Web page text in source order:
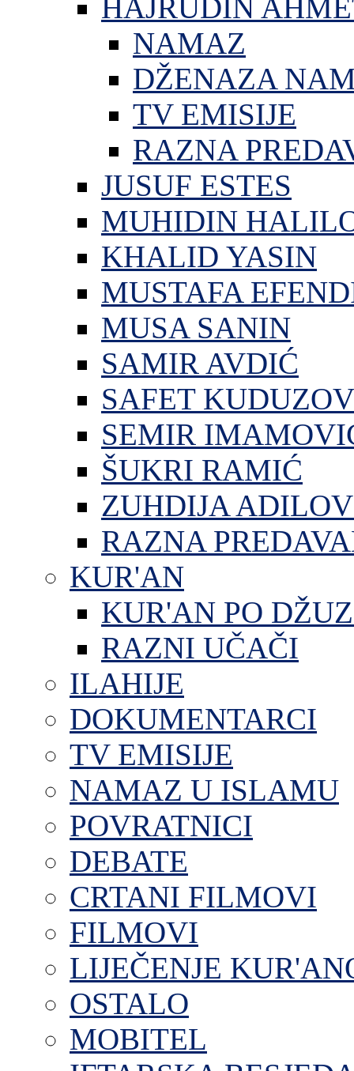
HAJRUDIN
NAMAZ
DŽENAZA
TV EMISIJE
RAZNA
JUSUF ESTES
MUHIDIN
KHALID YASIN
MUSTAFA
MUSA SANIN
SAMIR AVDIĆ
SAFET
SEMIR
ŠUKRI RAMIĆ
ZUHDIJA
RAZNA
KUR'AN
KUR'AN PO
RAZNI UČAČI
ILAHIJE
DOKUMENTARCI
TV EMISIJE
NAMAZ U ISLAMU
POVRATNICI
DEBATE
CRTANI FILMOVI
FILMOVI
LIJEČENJE
OSTALO
MOBITEL